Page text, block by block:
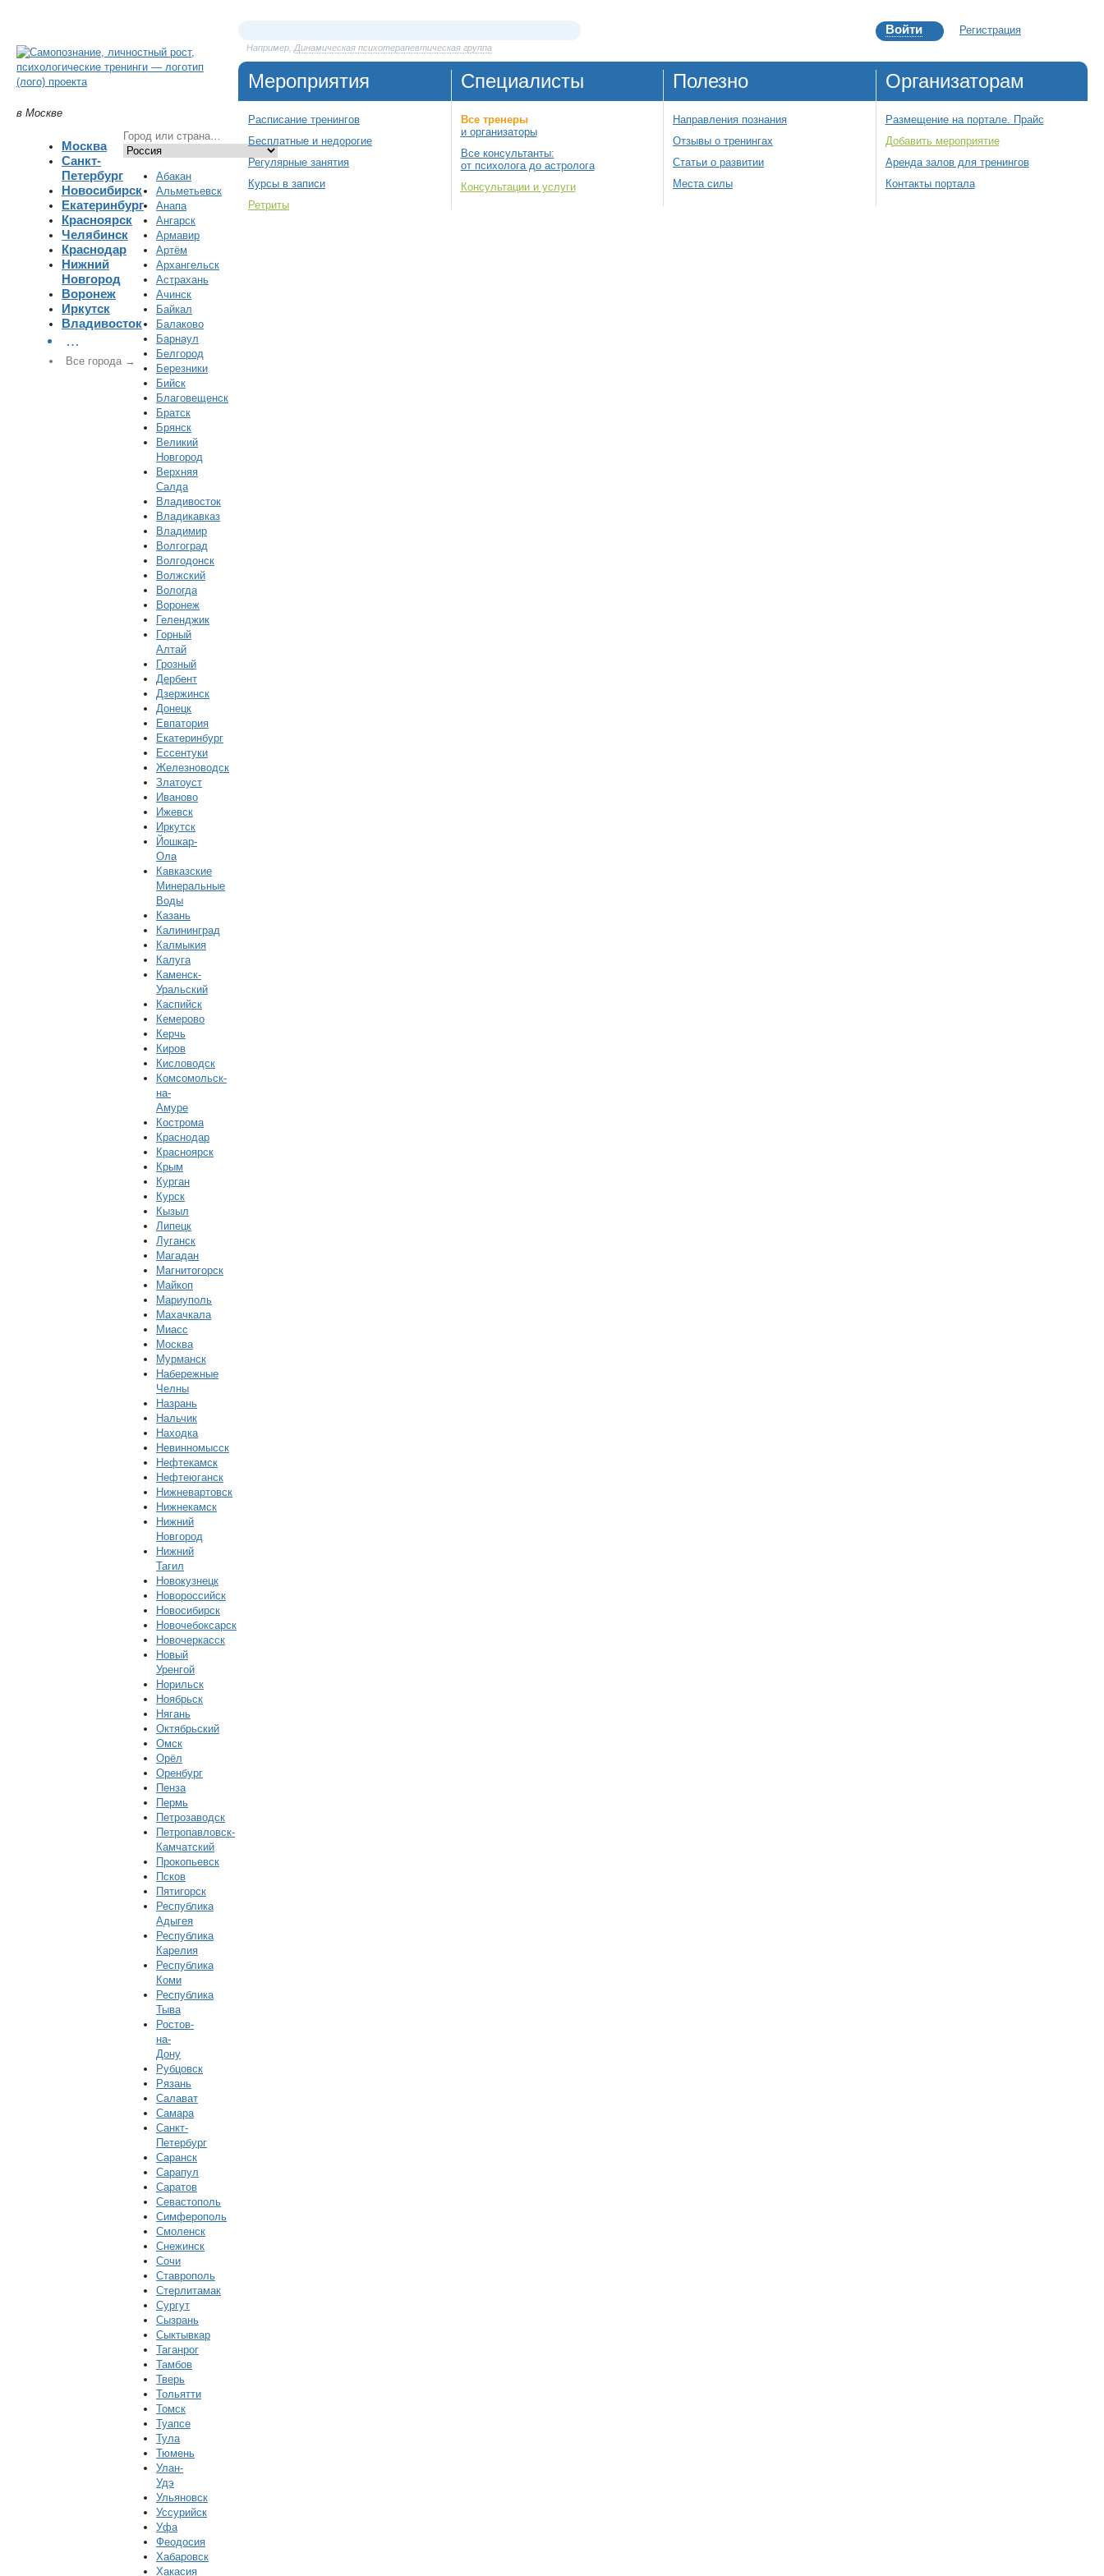
в Москве
Москва
Санкт-
Петербург
Новосибирск
Екатеринбург
Красноярск
Челябинск
Краснодар
Нижний
Новгород
Воронеж
Иркутск
Владивосток
…
Все города →
Абакан
Альметьевск
Анапа
Ангарск
Армавир
Артём
Архангельск
Астрахань
Ачинск
Байкал
Балаково
Барнаул
Белгород
Березники
Бийск
Благовещенск
Братск
Брянск
Великий
Новгород
Верхняя
Салда
Владивосток
Владикавказ
Владимир
Волгоград
Волгодонск
Волжский
Вологда
Воронеж
Геленджик
Горный
Алтай
Грозный
Дербент
Дзержинск
Донецк
Евпатория
Екатеринбург
Ессентуки
Железноводск
Златоуст
Иваново
Ижевск
Иркутск
Йошкар-
Ола
Кавказские
Минеральные
Воды
Казань
Калининград
Калмыкия
Калуга
Каменск-
Уральский
Каспийск
Кемерово
Керчь
Киров
Кисловодск
Комсомольск-
на-
Амуре
Кострома
Краснодар
Красноярск
Крым
Курган
Курск
Кызыл
Липецк
Луганск
Магадан
Магнитогорск
Майкоп
Мариуполь
Махачкала
Миасс
Москва
Мурманск
Набережные
Челны
Назрань
Нальчик
Находка
Невинномысск
Нефтекамск
Нефтеюганск
Нижневартовск
Нижнекамск
Нижний
Новгород
Нижний
Тагил
Новокузнецк
Новороссийск
Новосибирск
Новочебоксарск
Новочеркасск
Новый
Уренгой
Норильск
Ноябрьск
Нягань
Октябрьский
Омск
Орёл
Оренбург
Пенза
Пермь
Петрозаводск
Петропавловск-
Камчатский
Прокопьевск
Псков
Пятигорск
Республика
Адыгея
Республика
Карелия
Республика
Коми
Республика
Тыва
Ростов-
на-
Дону
Рубцовск
Рязань
Салават
Самара
Санкт-
Петербург
Саранск
Сарапул
Саратов
Севастополь
Симферополь
Смоленск
Снежинск
Сочи
Ставрополь
Стерлитамак
Сургут
Сызрань
Сыктывкар
Таганрог
Тамбов
Тверь
Тольятти
Томск
Туапсе
Тула
Тюмень
Улан-
Удэ
Ульяновск
Уссурийск
Уфа
Феодосия
Хабаровск
Хакасия
Например, Динамическая психотерапевтическая группа
Войти Регистрация
Мероприятия
Расписание тренингов
Бесплатные и недорогие
Регулярные занятия
Курсы в записи
Ретриты
Специалисты
Все тренеры
и организаторы
Все консультанты:
от психолога до астролога
Консультации и услуги
Полезно
Направления познания
Отзывы о тренингах
Статьи о развитии
Места силы
Организаторам
Размещение на портале. Прайс
Добавить мероприятие
Аренда залов для тренингов
Контакты портала